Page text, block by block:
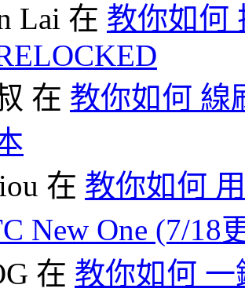
Lai 在 教你如何
在 教你如何 線
在 教你如何
New One (7/18
在 教你如何 一